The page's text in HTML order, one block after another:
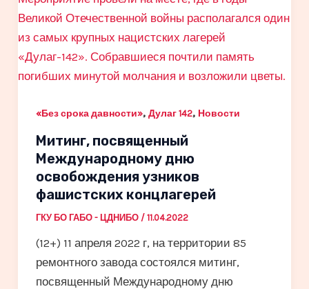
«Без срока давности», Дулаг 142, Новости
Митинг, посвященный
Международному дню
освобождения узников
фашистских концлагерей
ГКУ БО ГАБО - ЦДНИБО / 11.04.2022
(12+) 11 апреля 2022 г, на территории 85
ремонтного завода состоялся митинг,
посвященный Международному дню